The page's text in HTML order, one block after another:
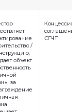
/
объект
за
соглашение,
СГЧП